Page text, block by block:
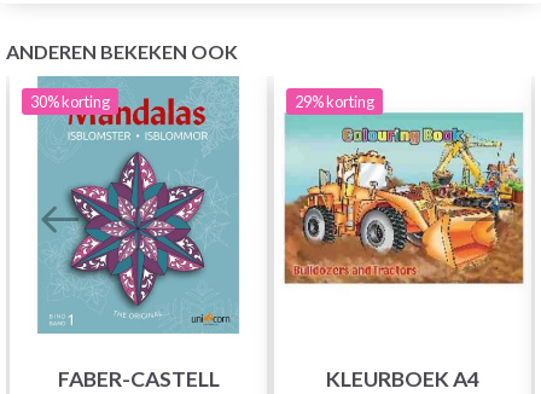
ANDEREN BEKEKEN OOK
30%korting
FABER-CASTELL
29%korting
KLEURBOEK A4